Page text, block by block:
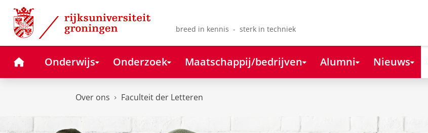
Skip
Content
Skip
Navigation
breed in kennis - sterk in techniek
HomeOnderwijs Onderzoek Maatschappij/bedrijven Alumni Nieuws
Over ons Faculteit der Letteren